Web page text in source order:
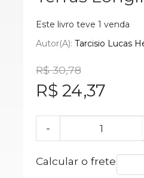
Este livro teve 1 venda
Autor(a): Tarcisio Lucas
R$ 30,78
R$ 24,37
-
Calcular o frete